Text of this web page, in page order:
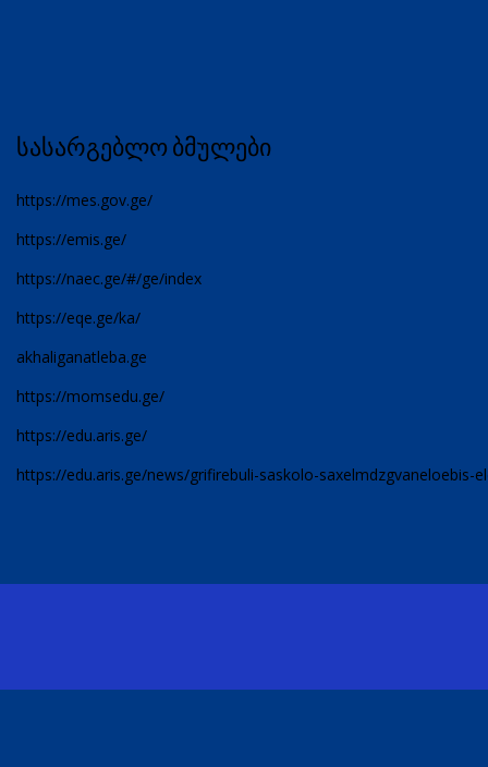
სასარგებლო ბმულები
https://mes.gov.ge/
https://emis.ge/
https://naec.ge/#/ge/index
https://eqe.ge/ka/
akhaliganatleba.ge
https://momsedu.ge/
https://edu.aris.ge/
https://edu.aris.ge/news/grifirebuli-saskolo-saxelmdzgvaneloebis-